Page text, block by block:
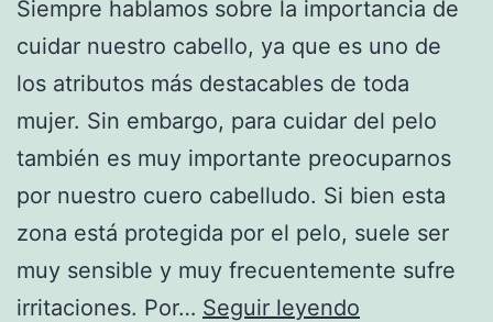
Siempre hablamos sobre la importancia de
cuidar nuestro cabello, ya que es uno de
los atributos más destacables de toda
mujer. Sin embargo, para cuidar del pelo
también es muy importante preocuparnos
por nuestro cuero cabelludo. Si bien esta
zona está protegida por el pelo, suele ser
muy sensible y muy frecuentemente sufre
irritaciones. Por… Seguir leyendo